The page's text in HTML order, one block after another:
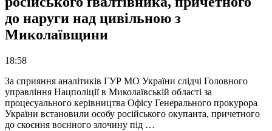
до наруги над цивільною з
Миколаївщини
18:58
За сприяння аналітиків ГУР МО України слідчі Головного
управління Нацполіції в Миколаївській області за
процесуального керівництва Офісу Генерального прокурора
України встановили особу російського окупанта, причетного
до скоєння воєнного злочину під …